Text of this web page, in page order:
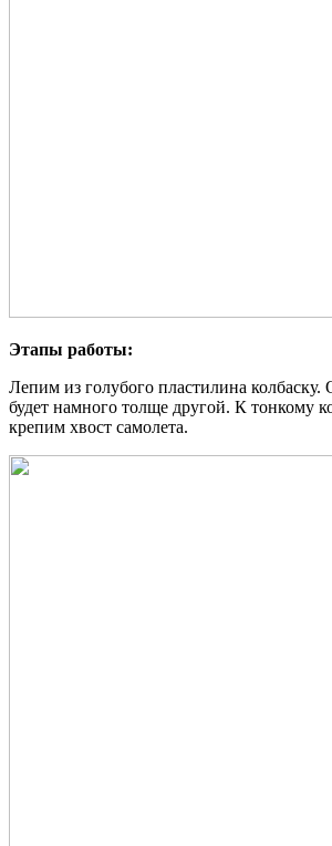
Этапы работы:
Лепим из голубого пластилина колбаску.
будет намного толще другой. К тонкому
крепим хвост самолета.